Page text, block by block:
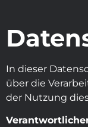
In dieser
über die
der Nutzung